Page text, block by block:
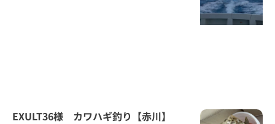
EXULT36様 カワハギ釣り【赤川】